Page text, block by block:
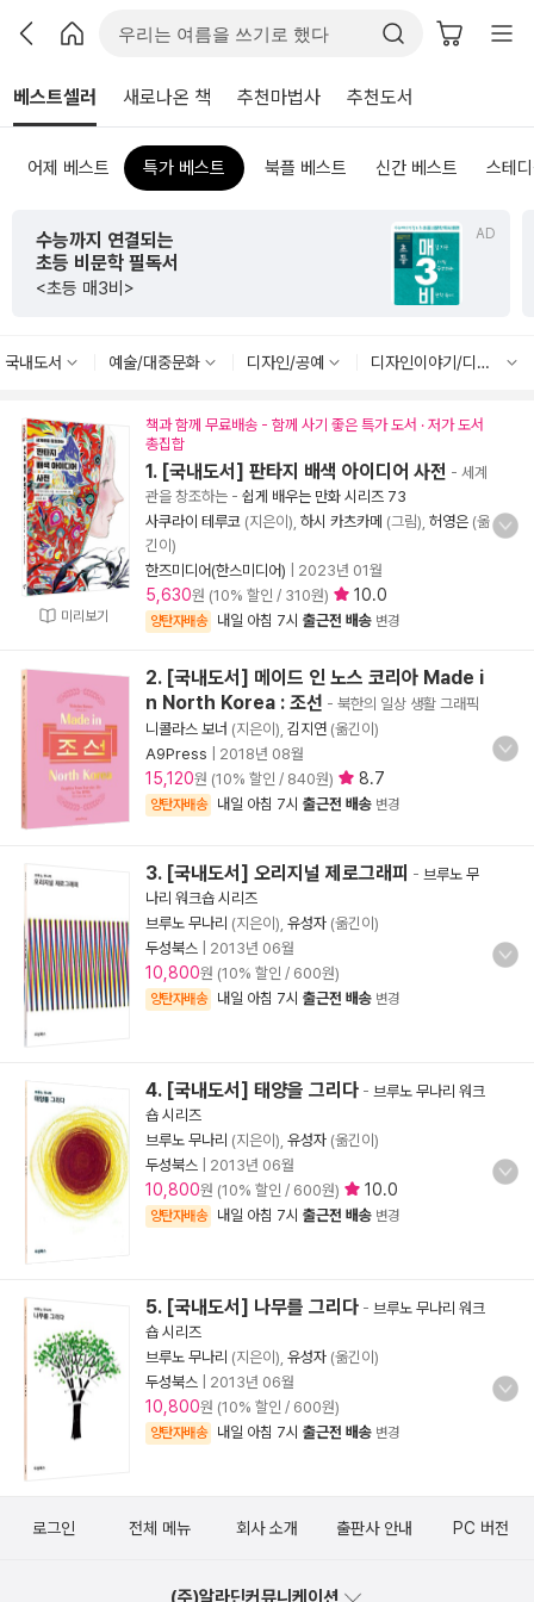
베스트셀러 새로나온 책 추천마법사 추천도서
어제 베스트 특가 베스트 북플 베스트 신간 베스트 스테
AD
수능까지 연결되는
초등 비문학 필독서
<초등 매3비>
국내도서 예술/대중문화 디자인/공예 디자인이야기/디자이너/디자인 실기
미리보기
책과 함께 무료배송 - 함께 사기 좋은 특가 도서 · 저가 도서
총집합
1. [국내도서] 판타지 배색 아이디어 사전 - 세계
관을 창조하는 - 쉽게 배우는 만화 시리즈 73
사쿠라이 테루코 (지은이), 하시 카츠카메 (그림), 허영은 (옮
긴이)
한즈미디어(한스미디어)
2023년 01월
5,630원 (10% 할인 / 310원) 10.0
양탄자배송 내일 아침 7시 출근전 배송 변경
2. [국내도서] 메이드 인 노스 코리아 Made i
n North Korea : 조선 - 북한의 일상 생활 그래픽
니콜라스 보너 (지은이), 김지연 (옮긴이)
A9Press
2018년 08월
15,120원 (10% 할인 / 840원) 8.7
양탄자배송 내일 아침 7시 출근전 배송 변경
3. [국내도서] 오리지널 제로그래피 - 브루노 무
나리 워크숍 시리즈
브루노 무나리 (지은이), 유성자 (옮긴이)
두성북스
2013년 06월
10,800원 (10% 할인 / 600원)
양탄자배송 내일 아침 7시 출근전 배송 변경
4. [국내도서] 태양을 그리다 - 브루노 무나리 워크
숍 시리즈
브루노 무나리 (지은이), 유성자 (옮긴이)
두성북스
2013년 06월
10,800원 (10% 할인 / 600원) 10.0
양탄자배송 내일 아침 7시 출근전 배송 변경
5. [국내도서] 나무를 그리다 - 브루노 무나리 워크
숍 시리즈
브루노 무나리 (지은이), 유성자 (옮긴이)
두성북스
2013년 06월
10,800원 (10% 할인 / 600원)
양탄자배송 내일 아침 7시 출근전 배송 변경
로그인 전체 메뉴 회사 소개 출판사 안내 PC 버전
(주)알라딘커뮤니케이션